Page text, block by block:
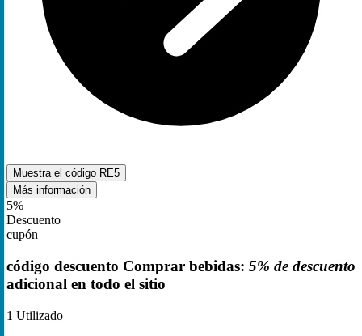
Muestra el código RE5
Más información
5%
Descuento
cupón
código descuento Comprar bebidas: 5% de descuento
adicional en todo el sitio
1 Utilizado